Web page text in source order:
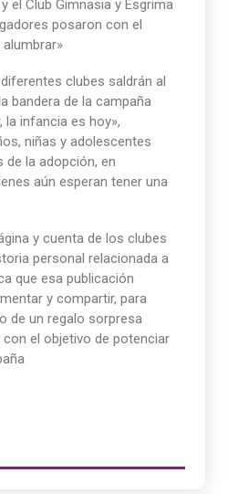
el Club Gimnasia y Esgrima
posaron con el
clubes saldrán al
bandera de la campaña
la infancia es hoy»,
niñas y adolescentes
de la adopción, en
aún esperan tener una
y cuenta de los clubes
personal relacionada a
que esa publicación
y compartir, para
de un regalo sorpresa
el objetivo de potenciar